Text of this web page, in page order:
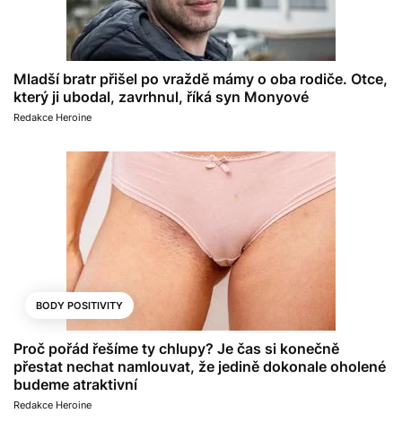
Mladší bratr přišel po vraždě mámy o oba rodiče. Otce,
který ji ubodal, zavrhnul, říká syn Monyové
Redakce Heroine
BODY POSITIVITY
Proč pořád řešíme ty chlupy? Je čas si konečně
přestat nechat namlouvat, že jedině dokonale oholené
budeme atraktivní
Redakce Heroine